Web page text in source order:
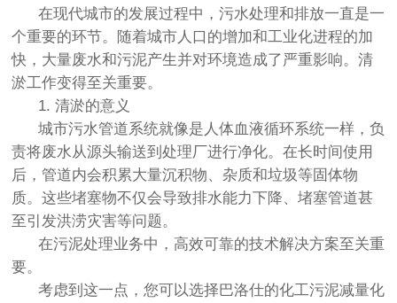
在现代城市的发展过程中，污水处理和排放一直是一
个重要的环节。随着城市人口的增加和工业化进程的加
快，大量废水和污泥产生并对环境造成了严重影响。清
淤工作变得至关重要。
1. 清淤的意义
城市污水管道系统就像是人体血液循环系统一样，负
责将废水从源头输送到处理厂进行净化。在长时间使用
后，管道内会积累大量沉积物、杂质和垃圾等固体物
质。这些堵塞物不仅会导致排水能力下降、堵塞管道甚
至引发洪涝灾害等问题。
在污泥处理业务中，高效可靠的技术解决方案至关重
要。
考虑到这一点，您可以选择巴洛仕的化工污泥减量化